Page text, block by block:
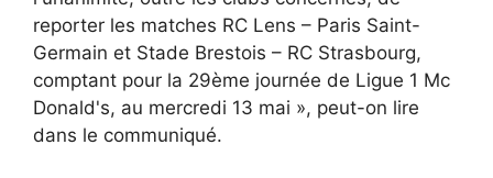
reporter les matches RC Lens – Paris Saint-
Germain et Stade Brestois – RC Strasbourg,
comptant pour la 29ème journée de Ligue 1 Mc
Donald's, au mercredi 13 mai », peut-on lire
dans le communiqué.